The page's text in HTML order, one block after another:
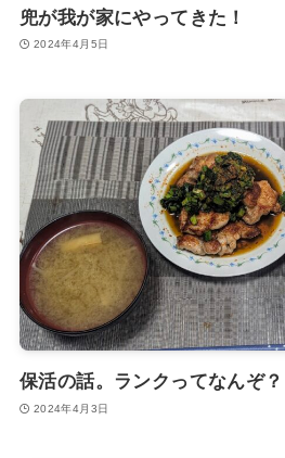
兜が我が家にやってきた！
2024年4月5日
保活の話。ランクってなんぞ？
2024年4月3日